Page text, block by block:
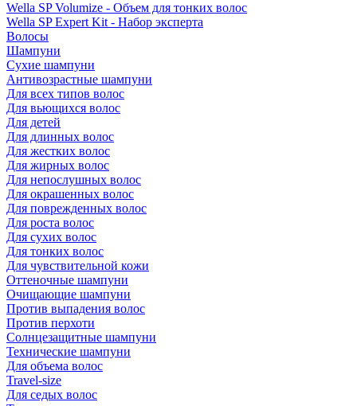
Wella SP Volumize - Объем для тонких волос
Wella SP Expert Kit - Набор эксперта
Волосы
Шампуни
Сухие шампуни
Антивозрастные шампуни
Для всех типов волос
Для вьющихся волос
Для детей
Для длинных волос
Для жестких волос
Для жирных волос
Для непослушных волос
Для окрашенных волос
Для поврежденных волос
Для роста волос
Для сухих волос
Для тонких волос
Для чувствительной кожи
Оттеночные шампуни
Очищающие шампуни
Против выпадения волос
Против перхоти
Солнцезащитные шампуни
Технические шампуни
Для объема волос
Travel-size
Для седых волос